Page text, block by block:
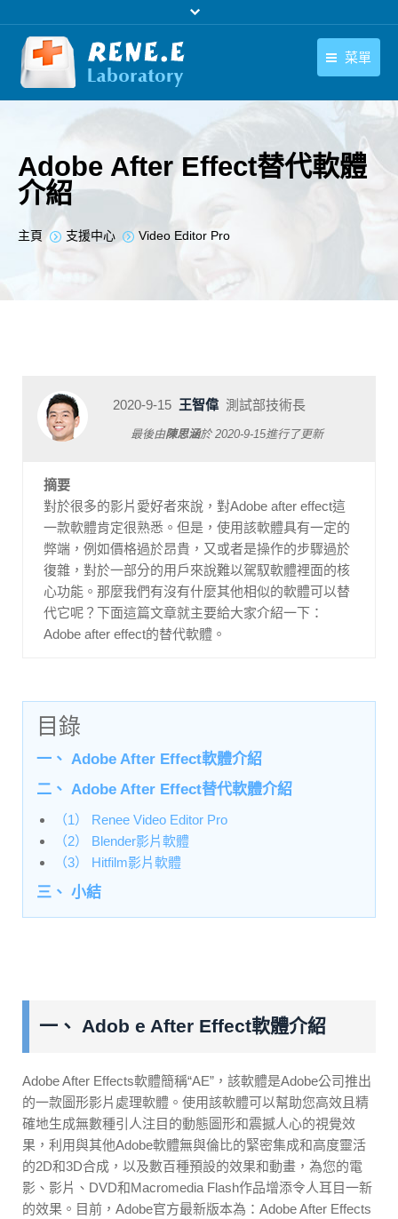
菜單
下載中心
聯絡我們
繁體中文
Adobe After Effect替代軟體
介紹
您在此处：
主頁 支援中心 Video Editor Pro
2020-9-15 王智偉 測試部技術長
最後由陳思涵於2020-9-15進行了更新
摘要
對於很多的影片愛好者來說，對Adobe after effect這
一款軟體肯定很熟悉。但是，使用該軟體具有一定的
弊端，例如價格過於昂貴，又或者是操作的步驟過於
復雜，對於一部分的用戶來說難以駕馭軟體裡面的核
心功能。那麼我們有沒有什麼其他相似的軟體可以替
代它呢？下面這篇文章就主要給大家介紹一下：
Adobe after effect的替代軟體。
目錄
一、 Adob​​e After Effect軟體介紹
二、 Adob​​e After Effect替代軟體介紹
（1） Renee Video Editor Pro
（2） Blender影片軟體
（3） Hitfilm影片軟體
三、 小結
一、 Adob e After Effect軟體介紹
Adobe After Effects軟體簡稱“AE”，該軟體是Adobe公司推出
的一款圖形影片處理軟體。使用該軟體可以幫助您高效且精
確地生成無數種引人注目的動態圖形和震撼人心的視覺效
果，利用與其他Adobe軟體無與倫比的緊密集成和高度靈活
的2D和3D合成，以及數百種預設的效果和動畫，為您的電
影、影片、DVD和Macromedia Flash作品增添令人耳目一新
的效果。目前，Adobe官方最新版本為：Adobe After Effects